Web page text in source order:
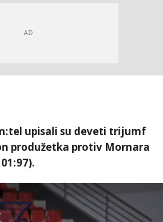
upisali su deveti trijumf
produžetka protiv Mornara